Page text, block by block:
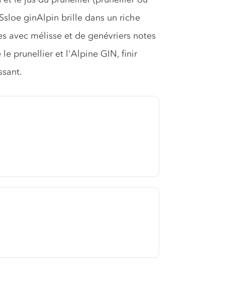
ginAlpin brille dans un riche
avec mélisse et de genévriers notes
le prunellier et l'Alpine GIN, finir